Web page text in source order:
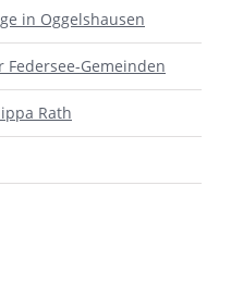
in Oggelshausen
Gemeinden
Rath